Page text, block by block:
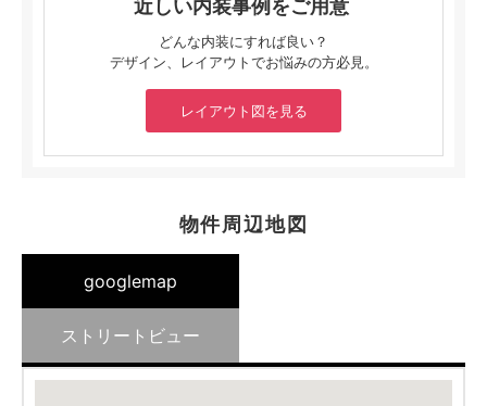
近しい内装事例をご用意
どんな内装にすれば良い？
デザイン、レイアウトでお悩みの方必見。
レイアウト図を見る
物件周辺地図
googlemap
ストリートビュー